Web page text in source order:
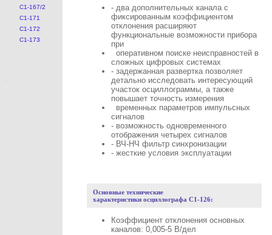
С1-167/2
С1-171
С1-172
С1-173
- два дополнительных канала с
фиксированным коэффициентом
отклонения расширяют
функциональные возможности прибора
при
оперативном поиске неисправностей в
сложных цифровых системах
- задержанная развертка позволяет
детально исследовать интересующий
участок осциллограммы, а также
повышает точность измерения
временных параметров импульсных
сигналов
- возможность одновременного
отображения четырех сигналов
- ВЧ-НЧ фильтр синхронизации
- жесткие условия эксплуатации
Основные технические
характеристики осциллографа С1-126:
Коэффициент отклонения основных
каналов: 0,005-5 В/дел